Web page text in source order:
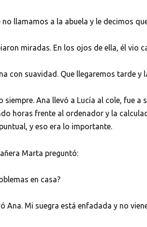
no llamamos a la abuela y le decimos
miradas. En los ojos de ella, él vio
con suavidad. Que llegaremos tarde y
Ana llevó a Lucía al cole, fue a
horas frente al ordenador y la
y eso era lo importante.
Marta preguntó:
en casa?
Ana. Mi suegra está enfadada y no